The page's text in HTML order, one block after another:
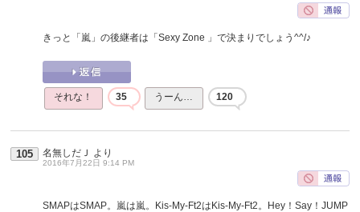
きっと「嵐」の後継者は「Sexy Zone 」で決まりでしょう^^/♪
それな！ 35 うーん… 120
105 名無しだＪ より
2016年7月22日 9:14 PM
SMAPはSMAP。嵐は嵐。Kis-My-Ft2はKis-My-Ft2。Hey！Say！JUMP